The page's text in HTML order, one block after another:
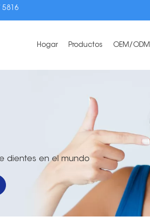
5816
Hogar Productos OEM/ODM
dientes en el mundo